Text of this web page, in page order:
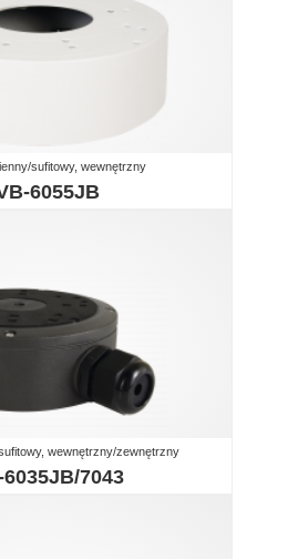
sufitowy, wewnętrzny
6055JB
wewnętrzny/zewnętrzny
6035JB/7043